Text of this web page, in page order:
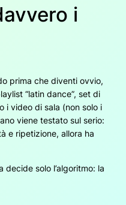
i
prima che diventi ovvio,
“latin dance”, set di
i video di sala (non solo i
viene testato sul serio:
e ripetizione, allora ha
decide solo l’algoritmo: la